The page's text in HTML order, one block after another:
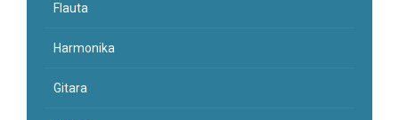
Flauta
Harmonika
Gitara